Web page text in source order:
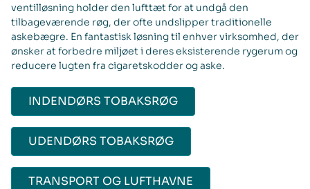
ventilløsning holder den lufttæt for at undgå den
tilbageværende røg, der ofte undslipper traditionelle
askebægre. En fantastisk løsning til enhver virksomhed, der
ønsker at forbedre miljøet i deres eksisterende rygerum og
reducere lugten fra cigaretskodder og aske.
INDENDØRS TOBAKSRØG
UDENDØRS TOBAKSRØG
TRANSPORT OG LUFTHAVNE